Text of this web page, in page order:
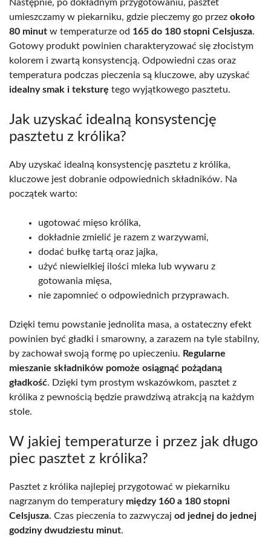
Następnie, po dokładnym przygotowaniu, pasztet
umieszczamy w piekarniku, gdzie pieczemy go przez około
80 minut w temperaturze od 165 do 180 stopni Celsjusza.
Gotowy produkt powinien charakteryzować się złocistym
kolorem i zwartą konsystencją. Odpowiedni czas oraz
temperatura podczas pieczenia są kluczowe, aby uzyskać
idealny smak i teksturę tego wyjątkowego pasztetu.
Jak uzyskać idealną konsystencję
pasztetu z królika?
Aby uzyskać idealną konsystencję pasztetu z królika,
kluczowe jest dobranie odpowiednich składników. Na
początek warto:
ugotować mięso królika,
dokładnie zmielić je razem z warzywami,
dodać bułkę tartą oraz jajka,
użyć niewielkiej ilości mleka lub wywaru z
gotowania mięsa,
nie zapomnieć o odpowiednich przyprawach.
Dzięki temu powstanie jednolita masa, a ostateczny efekt
powinien być gładki i smarowny, a zarazem na tyle stabilny,
by zachował swoją formę po upieczeniu. Regularne
mieszanie składników pomoże osiągnąć pożądaną
gładkość. Dzięki tym prostym wskazówkom, pasztet z
królika z pewnością będzie prawdziwą atrakcją na każdym
stole.
W jakiej temperaturze i przez jak długo
piec pasztet z królika?
Pasztet z królika najlepiej przygotować w piekarniku
nagrzanym do temperatury między 160 a 180 stopni
Celsjusza. Czas pieczenia to zazwyczaj od jednej do jednej
godziny dwudziestu minut.